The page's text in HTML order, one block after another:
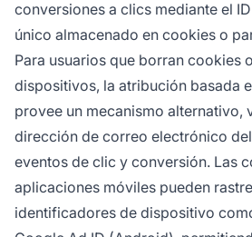
conversiones a clics mediante el
único almacenado en cookies o
Para usuarios que borran cookies
dispositivos, la atribución basada
provee un mecanismo alternativo,
dirección de correo electrónico
eventos de clic y conversión. Las
aplicaciones móviles pueden
identificadores de dispositivo